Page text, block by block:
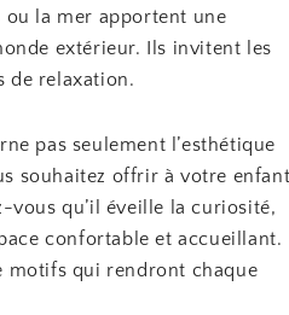
ou la mer apportent une
extérieur. Ils invitent les
de relaxation.
pas seulement l’esthétique
souhaitez offrir à votre
vous qu’il éveille la curiosité,
confortable et accueillant.
motifs qui rendront chaque